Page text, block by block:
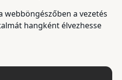
webböngészőben a vezetés
hangként élvezhesse